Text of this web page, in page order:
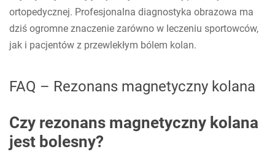
ortopedycznej. Profesjonalna diagnostyka obrazowa ma
dziś ogromne znaczenie zarówno w leczeniu sportowców,
jak i pacjentów z przewlekłym bólem kolan.
FAQ – Rezonans magnetyczny kolana
Czy rezonans magnetyczny kolana
jest bolesny?